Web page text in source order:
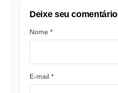
Deixe seu comentário
Nome *
E-mail *